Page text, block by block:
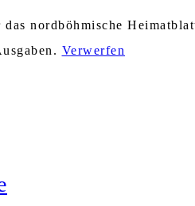
nordböhmische
Verwerfen